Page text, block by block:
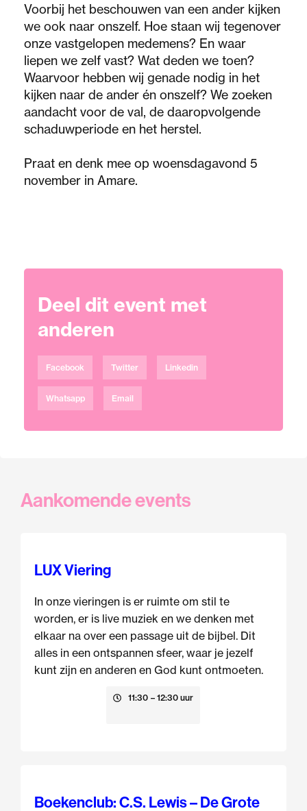
Voorbij het beschouwen van een ander kijken
we ook naar onszelf. Hoe staan wij tegenover
onze vastgelopen medemens? En waar
liepen we zelf vast? Wat deden we toen?
Waarvoor hebben wij genade nodig in het
kijken naar de ander én onszelf? We zoeken
aandacht voor de val, de daaropvolgende
schaduwperiode en het herstel.
Praat en denk mee op woensdagavond 5
november in Amare.
Deel dit event met
anderen
Facebook Twitter Linkedin
Whatsapp Email
Aankomende events
LUX Viering
In onze vieringen is er ruimte om stil te
worden, er is live muziek en we denken met
elkaar na over een passage uit de bijbel. Dit
alles in een ontspannen sfeer, waar je jezelf
kunt zijn en anderen en God kunt ontmoeten.
11:30 – 12:30 uur
Boekenclub: C.S. Lewis – De Grote